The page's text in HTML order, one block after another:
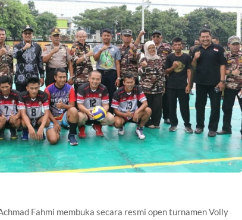
Fahmi membuka secara resmi open turnamen Volly